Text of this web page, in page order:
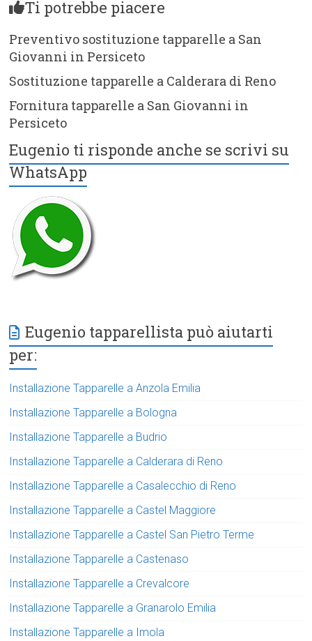
Ti potrebbe piacere
Preventivo sostituzione tapparelle a San
Giovanni in Persiceto
Sostituzione tapparelle a Calderara di Reno
Fornitura tapparelle a San Giovanni in
Persiceto
Eugenio ti risponde anche se scrivi su
WhatsApp
Eugenio tapparellista può aiutarti
per:
Installazione Tapparelle a Anzola Emilia
Installazione Tapparelle a Bologna
Installazione Tapparelle a Budrio
Installazione Tapparelle a Calderara di Reno
Installazione Tapparelle a Casalecchio di Reno
Installazione Tapparelle a Castel Maggiore
Installazione Tapparelle a Castel San Pietro Terme
Installazione Tapparelle a Castenaso
Installazione Tapparelle a Crevalcore
Installazione Tapparelle a Granarolo Emilia
Installazione Tapparelle a Imola